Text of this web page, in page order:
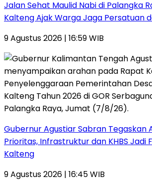
Jalan Sehat Maulid Nabi di Palangka
Kalteng Ajak Warga Jaga Persatuan
9 Agustus 2026 | 16:59 WIB
Gubernur Agustiar Sabran Tegaskan
Prioritas, Infrastruktur dan KHBS Jadi
Kalteng
9 Agustus 2026 | 16:45 WIB